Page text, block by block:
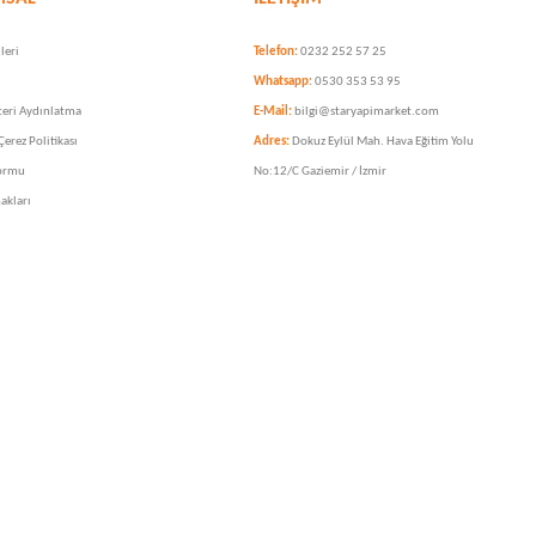
Aydınlatma
Politikası
Telefon:0232 252 57 25
Whatsapp:0530 353 53 95
E-Mail: bilgi@staryapimarket.com
Adres: Dokuz Eylül Mah. Hava Eğitim Yolu
No:12/C Gaziemir / İzmir